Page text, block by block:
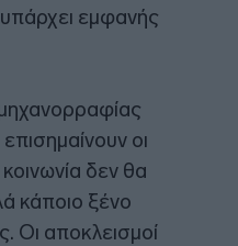
εμφανής
οι
δεν θα
κάποιο ξένο
Οι αποκλεισμοί